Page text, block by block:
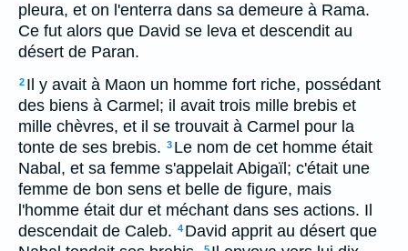
pleura, et on l'enterra dans sa demeure à Rama.
Ce fut alors que David se leva et descendit au
désert de Paran.
2 Il y avait à Maon un homme fort riche, possédant
des biens à Carmel; il avait trois mille brebis et
mille chèvres, et il se trouvait à Carmel pour la
tonte de ses brebis. 3 Le nom de cet homme était
Nabal, et sa femme s'appelait Abigaïl; c'était une
femme de bon sens et belle de figure, mais
l'homme était dur et méchant dans ses actions. Il
descendait de Caleb. 4 David apprit au désert que